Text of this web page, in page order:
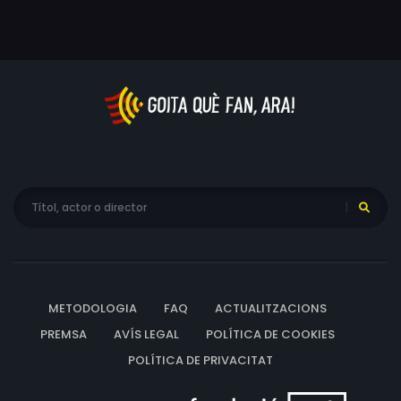
METODOLOGIA FAQ
ACTUALITZACIONS
PREMSA
AVÍS LEGAL
POLÍTICA DE COOKIES
POLÍTICA DE PRIVACITAT